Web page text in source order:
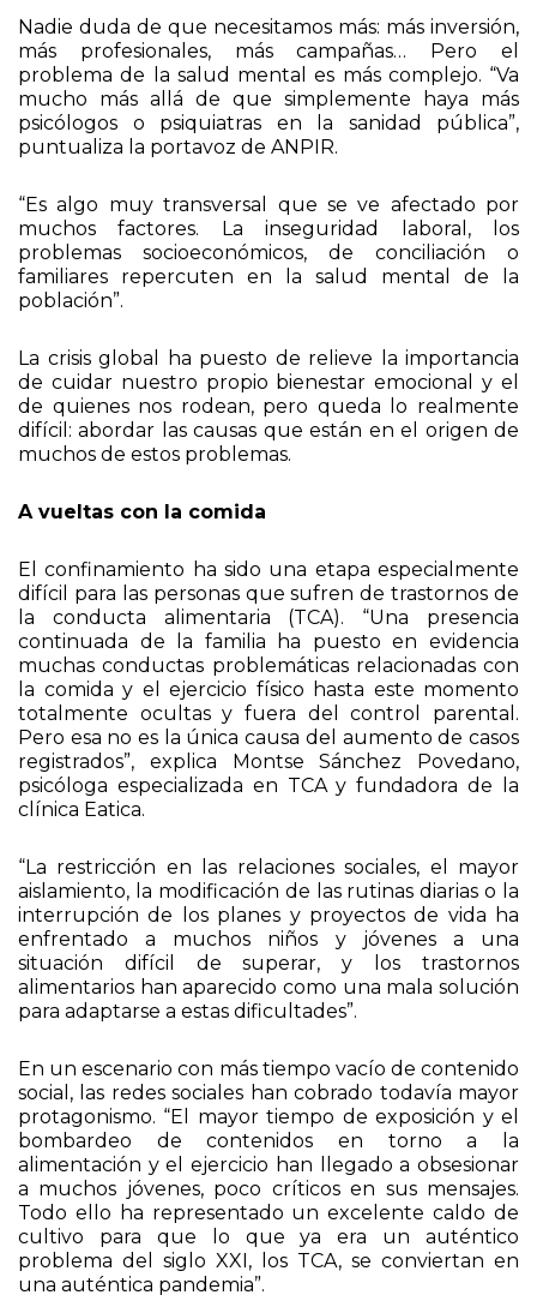
Nadie duda de que necesitamos más: más inversión,
más profesionales, más campañas… Pero el
problema de la salud mental es más complejo. “Va
mucho más allá de que simplemente haya más
psicólogos o psiquiatras en la sanidad pública”,
“Es algo muy transversal que se ve afectado por
muchos factores. La inseguridad laboral, los
problemas socioeconómicos, de conciliación o
familiares repercuten en la salud mental de la
La crisis global ha puesto de relieve la importancia
de cuidar nuestro propio bienestar emocional y el
de quienes nos rodean, pero queda lo realmente
difícil: abordar las causas que están en el origen de
El confinamiento ha sido una etapa especialmente
difícil para las personas que sufren de trastornos de
la conducta alimentaria (TCA). “Una presencia
continuada de la familia ha puesto en evidencia
muchas conductas problemáticas relacionadas con
la comida y el ejercicio físico hasta este momento
totalmente ocultas y fuera del control parental.
Pero esa no es la única causa del aumento de casos
registrados”, explica Montse Sánchez Povedano,
psicóloga especializada en TCA y fundadora de la
“La restricción en las relaciones sociales, el mayor
aislamiento, la modificación de las rutinas diarias o la
interrupción de los planes y proyectos de vida ha
enfrentado a muchos niños y jóvenes a una
situación difícil de superar, y los trastornos
alimentarios han aparecido como una mala solución
En un escenario con más tiempo vacío de contenido
social, las redes sociales han cobrado todavía mayor
protagonismo. “El mayor tiempo de exposición y el
bombardeo de contenidos en torno a la
alimentación y el ejercicio han llegado a obsesionar
a muchos jóvenes, poco críticos en sus mensajes.
Todo ello ha representado un excelente caldo de
cultivo para que lo que ya era un auténtico
problema del siglo XXI, los TCA, se conviertan en